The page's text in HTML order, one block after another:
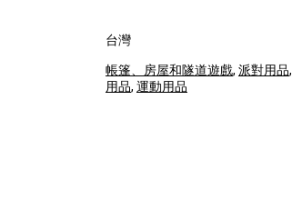
台灣
帳篷、房屋和隧道遊戲, 派對用品,
用品, 運動用品